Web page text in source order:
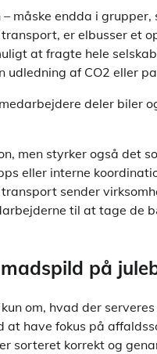
måske endda i
er elbusser et
at fragte hele
udledning af CO2 eller
deler biler
men styrker også det
eller interne
sender
til at tage de
på
om, hvad der
at have fokus på
sorteret korrekt og